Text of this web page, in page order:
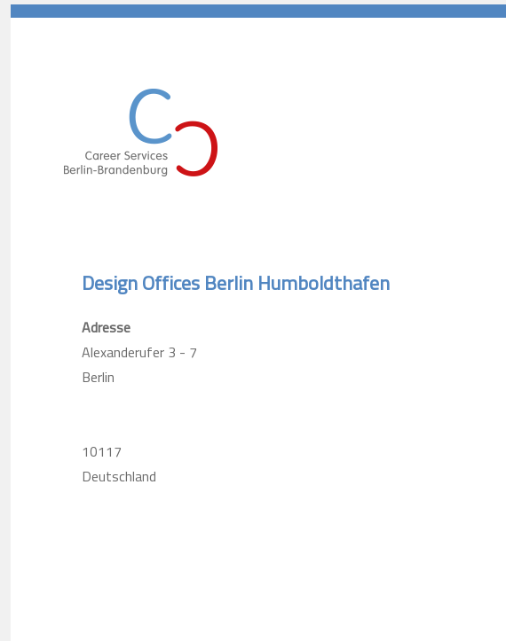
Design Offices Berlin Humboldthafen
Adresse
Alexanderufer 3 - 7
Berlin
10117
Deutschland